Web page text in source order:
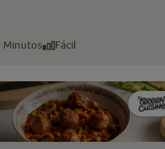
Minutos Fácil